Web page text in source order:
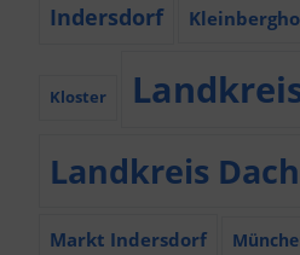
Indersdorf
Kloster
Landkreis
Markt Indersdorf